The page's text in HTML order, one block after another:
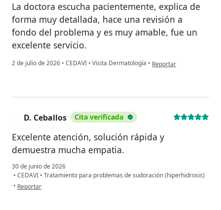
La doctora escucha pacientemente, explica de
forma muy detallada, hace una revisión a
fondo del problema y es muy amable, fue un
excelente servicio.
2 de julio de 2026 • CEDAVI • Visita Dermatología • en opinión del usuario
Reportar
D. Ceballos Cita verificada
Excelente atención, solución rápida y
demuestra mucha empatia.
30 de junio de 2026
• CEDAVI • Tratamiento para problemas de sudoración (hiperhidrosis)
• en opinión del usuario D. Ceballos
Reportar